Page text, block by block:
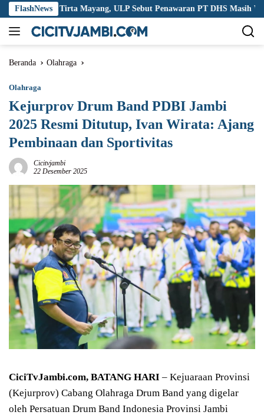
Langsung
ke
konten
FlashNews
Tirta Mayang, ULP Sebut Penawaran PT DHS Masih Wajar
Beranda Olahraga
Olahraga
Kejurprov Drum Band PDBI Jambi
2025 Resmi Ditutup, Ivan Wirata: Ajang
Pembinaan dan Sportivitas
Cicitvjambi
22 Desember 2025
CiciTvJambi.com, BATANG HARI – Kejuaraan Provinsi
(Kejurprov) Cabang Olahraga Drum Band yang digelar
oleh Persatuan Drum Band Indonesia Provinsi Jambi